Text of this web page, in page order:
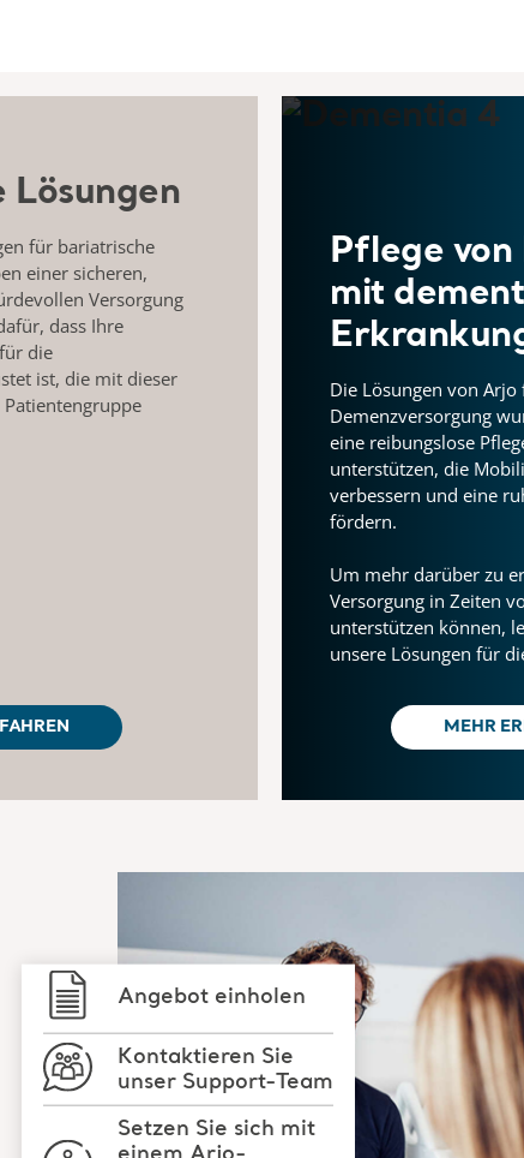
Lösungen
für bariatrische
einer sicheren,
Versorgung
dass Ihre
die
ist, die mit dieser
Pflege von
mit
Die Lösungen von Arjo
Demenzversorgung
eine reibungslose
unterstützen, die
verbessern und eine
fördern.
Um mehr darüber zu
Versorgung in Zeiten
unterstützen können,
unsere Lösungen für
MEHR
Angebot einholen
Kontaktieren Sie
unser Support-Team
Setzen Sie sich mit